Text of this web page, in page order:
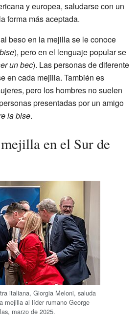
y europea, saludarse con un
forma más aceptada.
beso en la mejilla se le conoce
), pero en el lenguaje popular se
un bec). Las personas de diferente
en cada mejilla. También es
pero los hombres no suelen
presentadas por un amigo
la bise.
en el Sur de
italiana, Giorgia Meloni, saluda
mejilla al líder rumano George
marzo de 2025.